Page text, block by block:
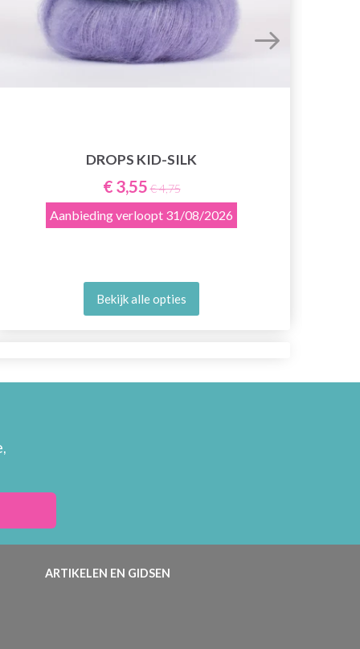
DROPS KID-SILK
€ 3,55 € 4,75
Aanbieding verloopt 31/08/2026
Bekijk alle opties
ARTIKELEN EN GIDSEN